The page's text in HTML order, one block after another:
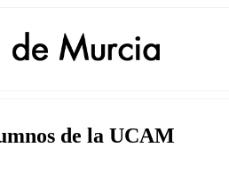
de la UCAM